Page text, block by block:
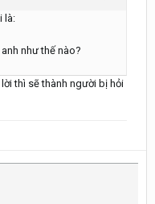
là:
như thế nào?
thì sẽ thành người bị hỏi